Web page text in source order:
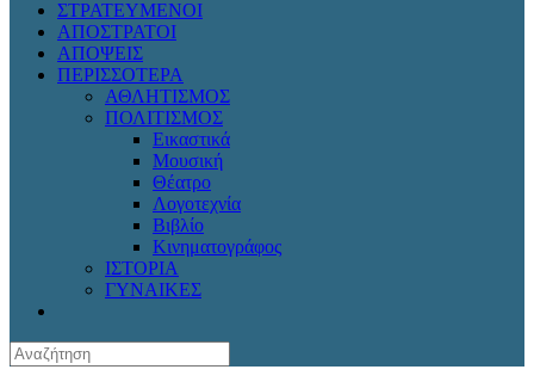
ΣΤΡΑΤΕΥΜΕΝΟΙ
ΑΠΟΣΤΡΑΤΟΙ
ΑΠΟΨΕΙΣ
ΠΕΡΙΣΣΟΤΕΡΑ
ΑΘΛΗΤΙΣΜΟΣ
ΠΟΛΙΤΙΣΜΟΣ
Εικαστικά
Μουσική
Θέατρο
Λογοτεχνία
Βιβλίο
Κινηματογράφος
ΙΣΤΟΡΙΑ
ΓΥΝΑΙΚΕΣ